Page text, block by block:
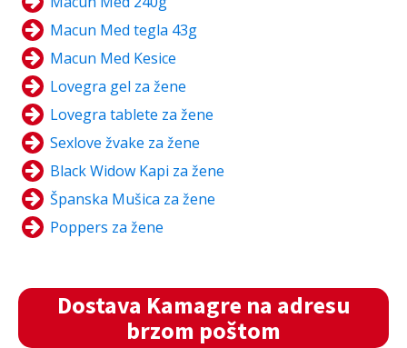
Macun Med tegla 43g
Macun Med Kesice
Lovegra gel za žene
Lovegra tablete za žene
Sexlove žvake za žene
Black Widow Kapi za žene
Španska Mušica za žene
Poppers za žene
Dostava Kamagre na adresu
brzom poštom